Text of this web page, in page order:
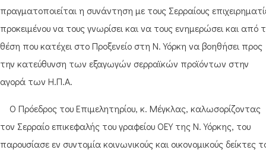
πραγματοποιείται η συνάντηση με τους Σερραίους
προκειμένου να τους γνωρίσει και να τους ενημερώσει και από
θέση που κατέχει στο Προξενείο στη Ν. Υόρκη να βοηθήσει προς
την κατεύθυνση των εξαγωγών σερραϊκών προϊόντων στην
αγορά των Η.Π.Α.
Ο Πρόεδρος του Επιμελητηρίου, κ. Μέγκλας, καλωσορίζοντας
τον Σερραίο επικεφαλής του γραφείου ΟΕΥ της Ν. Υόρκης, του
παρουσίασε εν συντομία κοινωνικούς και οικονομικούς δείκτες